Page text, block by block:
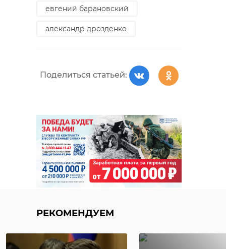
евгений барановский
александр дрозденко
Поделиться статьей:
РЕКОМЕНДУЕМ